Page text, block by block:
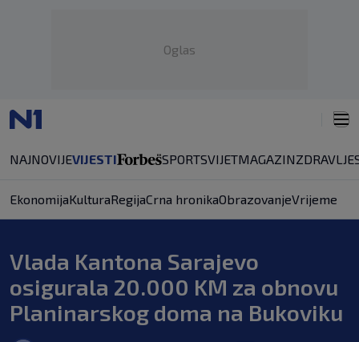
Oglas
NAJNOVIJEVIJESTI SPORTSVIJETMAGAZINZDRAVLJE
EkonomijaKulturaRegijaCrna hronikaObrazovanjeVrijeme
Vlada Kantona Sarajevo
osigurala 20.000 KM za obnovu
Planinarskog doma na Bukoviku